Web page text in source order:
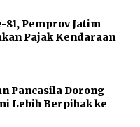
81, Pemprov Jatim
Pajak Kendaraan
Pancasila Dorong
Lebih Berpihak ke